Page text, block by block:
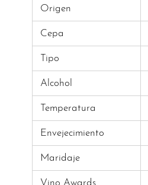
Origen
Cepa
Tipo
Alcohol
Temperatura
Envejecimiento
Maridaje
Vino Awards